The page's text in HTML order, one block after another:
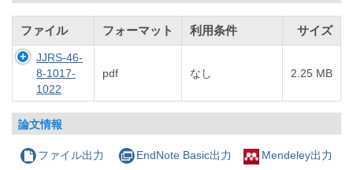
ファイル フォーマット 利用条件 サイズ
JJRS-46-
8-1017-
1022
pdf なし 2.25 MB
論文情報
ファイル出力 EndNote Basic出力 Mendeley出力